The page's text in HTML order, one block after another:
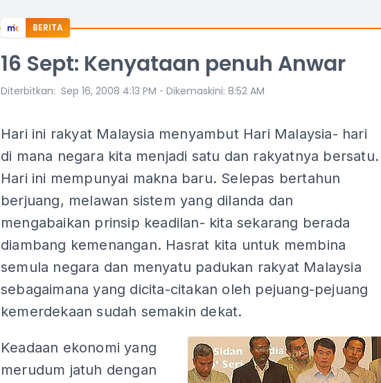
BERITA
16 Sept: Kenyataan penuh Anwar
Diterbitkan: Sep 16, 2008 4:13 PM ⋅ Dikemaskini: 8:52 AM
Hari ini rakyat Malaysia menyambut Hari Malaysia- hari
di mana negara kita menjadi satu dan rakyatnya bersatu.
Hari ini mempunyai makna baru. Selepas bertahun
berjuang, melawan sistem yang dilanda dan
mengabaikan prinsip keadilan- kita sekarang berada
diambang kemenangan. Hasrat kita untuk membina
semula negara dan menyatu padukan rakyat Malaysia
sebagaimana yang dicita-citakan oleh pejuang-pejuang
kemerdekaan sudah semakin dekat.
Keadaan ekonomi yang
merudum jatuh dengan